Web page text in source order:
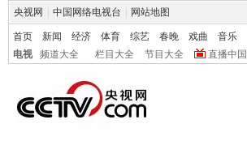
央视网 中国网络电视台 网站地图
首页 新闻 经济 体育 综艺 春晚 戏曲 音乐
电视
频道大全 栏目大全 节目大全 直播中国